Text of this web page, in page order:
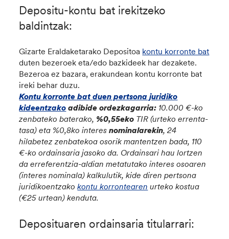
Depositu-kontu bat irekitzeko
baldintzak:
Gizarte Eraldaketarako Depositoa kontu korronte bat
duten bezeroek eta/edo bazkideek har dezakete.
Bezeroa ez bazara, erakundean kontu korronte bat
ireki behar duzu.
Kontu korronte bat duen pertsona juridiko
kideentzako adibide ordezkagarria: 10.000 €-ko
zenbateko baterako, %0,55eko TIR (urteko errenta-
tasa) eta %0,8ko interes nominalarekin, 24
hilabetez zenbatekoa osorik mantentzen bada, 110
€-ko ordainsaria jasoko da. Ordainsari hau lortzen
da erreferentzia-aldian metatutako interes osoaren
(interes nominala) kalkulutik, kide diren pertsona
juridikoentzakokontu korrontearen urteko kostua
(€25 urtean) kenduta.
Deposituaren ordainsaria titularrari: